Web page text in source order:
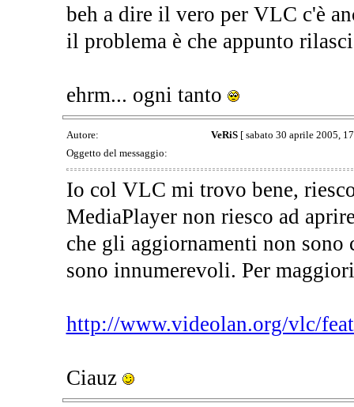
beh a dire il vero per VLC c'è
il problema è che appunto
ehrm... ogni tanto
Autore: VeRiS[ sabato 30 aprile 2005,
Oggetto del messaggio:
Io col VLC mi trovo bene,
MediaPlayer non riesco ad
che gli aggiornamenti non
sono innumerevoli. Per
http://www.videolan.org/vlc/
Ciauz